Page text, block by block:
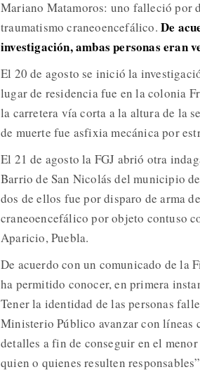
Mariano Matamoros: uno falleció por
traumatismo craneoencefálico. De
investigación, ambas personas eran
El 20 de agosto se inició la
lugar de residencia fue en la colonia
la carretera vía corta a la altura de la
de muerte fue asfixia mecánica por
El 21 de agosto la FGJ abrió otra
Barrio de San Nicolás del municipio
dos de ellos fue por disparo de arma
craneoencefálico por objeto contuso
Aparicio, Puebla.
De acuerdo con un comunicado de la
ha permitido conocer, en primera
Tener la identidad de las personas
Ministerio Público avanzar con líneas
detalles a fin de conseguir en el
quien o quienes resulten